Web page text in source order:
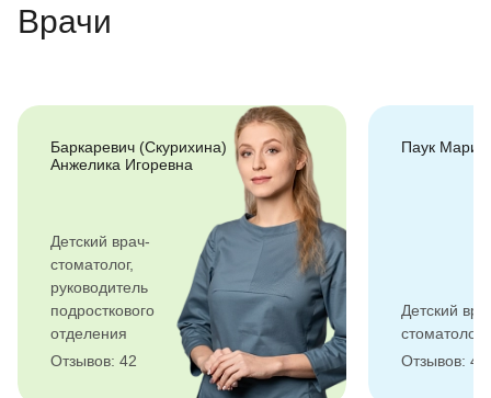
Врачи
Баркаревич (Скурихина)
Анжелика Игоревна
Детский врач-
стоматолог,
руководитель
подросткового
отделения
Отзывов: 42
Паук Мария
Детский
стоматолог
Отзывов: 48